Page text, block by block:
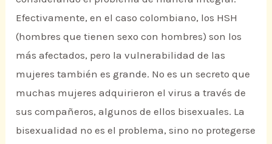
Efectivamente, en el caso colombiano, los HSH
(hombres que tienen sexo con hombres) son los
más afectados, pero la vulnerabilidad de las
mujeres también es grande. No es un secreto que
muchas mujeres adquirieron el virus a través de
sus compañeros, algunos de ellos bisexuales. La
bisexualidad no es el problema, sino no protegerse